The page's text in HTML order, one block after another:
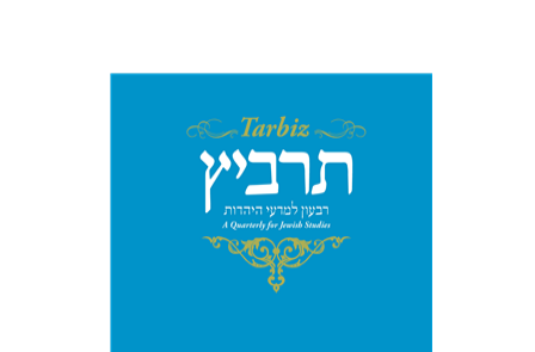
שלמה נאה שרית שלו-עיני
משה הלברטל